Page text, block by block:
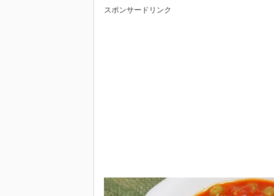
スポンサードリンク